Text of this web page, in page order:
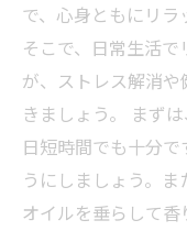
で、心身ともにリラ
そこで、日常生活
が、ストレス解消
きましょう。 まず
日短時間でも十分
うにしましょう。
オイルを垂らして